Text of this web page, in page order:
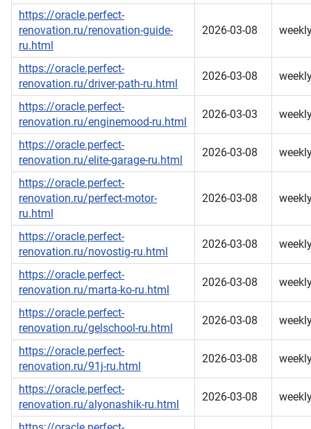
https://oracle.perfect-
renovation.ru/renovation-guide-
ru.html
2026-03-08
https://oracle.perfect-
renovation.ru/driver-path-ru.html
2026-03-08
https://oracle.perfect-
renovation.ru/enginemood-ru.html
2026-03-03
https://oracle.perfect-
renovation.ru/elite-garage-ru.html
2026-03-08
https://oracle.perfect-
renovation.ru/perfect-motor-
ru.html
2026-03-08
https://oracle.perfect-
renovation.ru/novostig-ru.html
2026-03-08
https://oracle.perfect-
renovation.ru/marta-ko-ru.html
2026-03-08
https://oracle.perfect-
renovation.ru/gelschool-ru.html
2026-03-08
https://oracle.perfect-
renovation.ru/91j-ru.html
2026-03-08
https://oracle.perfect-
renovation.ru/alyonashik-ru.html
2026-03-08